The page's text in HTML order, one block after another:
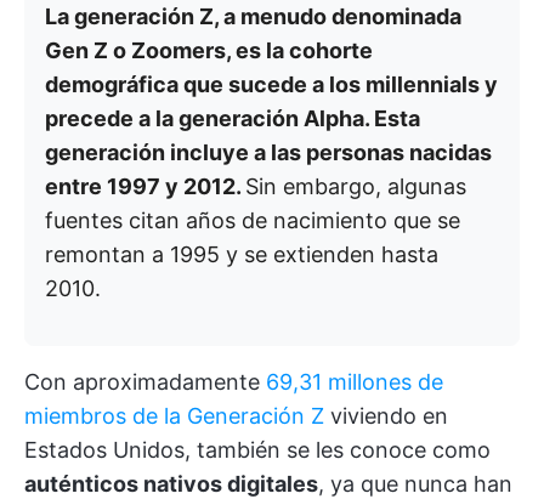
La generación Z, a menudo denominada
Gen Z o Zoomers, es la cohorte
demográfica que sucede a los millennials y
precede a la generación Alpha. Esta
generación incluye a las personas nacidas
entre 1997 y 2012. Sin embargo, algunas
fuentes citan años de nacimiento que se
remontan a 1995 y se extienden hasta
2010.
Con aproximadamente 69,31 millones de
miembros de la Generación Z viviendo en
Estados Unidos, también se les conoce como
auténticos nativos digitales, ya que nunca han